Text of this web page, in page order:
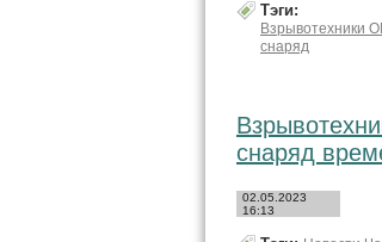
Тэги:
Взрывотехники
снаряд
снаряд
02.05.2023
16:13